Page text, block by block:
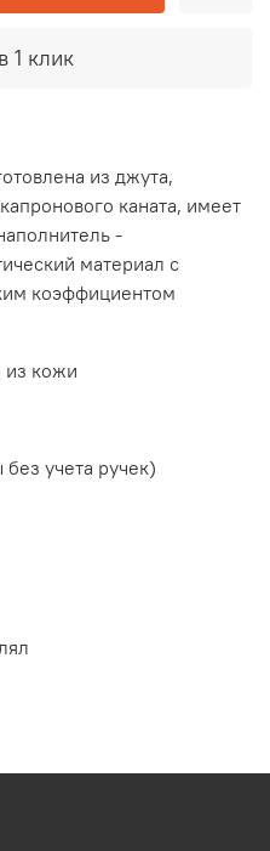
1 клик
из джута,
каната, имеет
-
материал с
коэффициентом
из кожи
учета ручек)